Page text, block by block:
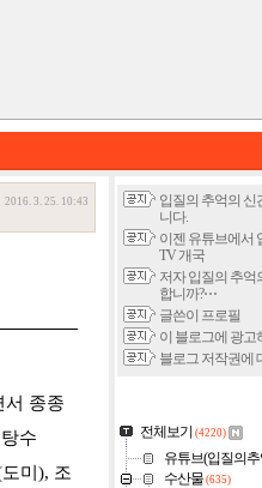
2016. 3. 25. 10:43
서 종종
수
미), 조
입질의 추억의 신
니다.
이젠 유튜브에서
TV 개국
저자 입질의 추억
합니까?⋯
글쓴이 프로필
이 블로그에 광고
블로그 저작권에
전체보기 (4220)
유튜브(입질의추
수산물 (635)